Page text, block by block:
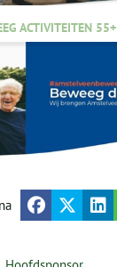
ACTIVITEITEN 55+